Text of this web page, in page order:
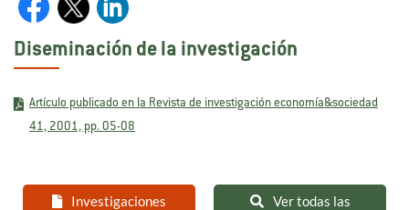
Diseminación de la investigación
Artículo publicado en la Revista de investigación economía&sociedad
41, 2001, pp. 05-08
Investigaciones
Ver todas las